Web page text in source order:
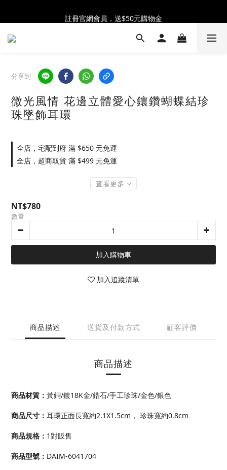
註冊官網會員，送$50元購物金
全館消費滿$2300 贈 ♡ 奶油泡芙化妝包 ♡
分享到
微光風情 花邊立體愛心鑲鑽蝴蝶結珍
珠墜飾耳環
全店，宅配到府 滿 $650 元免運
全店，超商取貨 滿 $499 元免運
查看更多
NT$780
數量
加入購物車
加入追蹤清單
商品描述 送貨及付款方式 顧客評價
商品描述
商品材質 ： 黃銅/鍍18K金/鋯石/手工珍珠/金色/銀色
商品尺寸 ： 耳環正面長寬約2.1X1.5cm， 珍珠寬約0.8cm
商品規格： 1對販售
商品型號 ： DAIM-6041704